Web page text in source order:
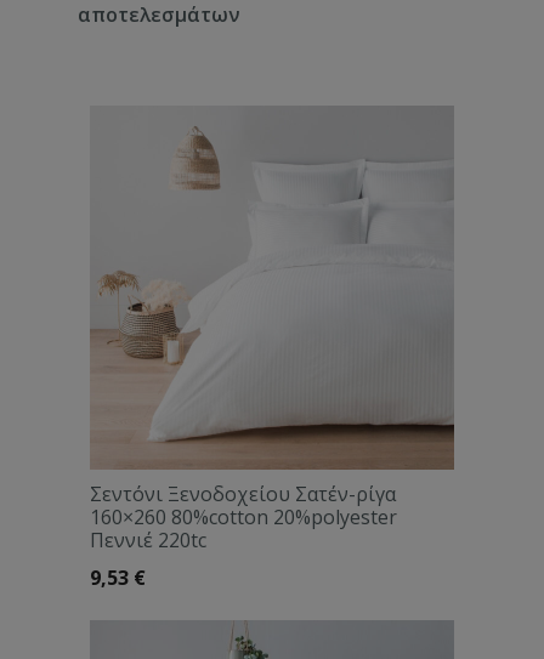
αποτελεσμάτων
Σεντόνι Ξενοδοχείου Σατέν-ρίγα
160×260 80%cotton 20%polyester
Πεννιέ 220tc
9,53 €